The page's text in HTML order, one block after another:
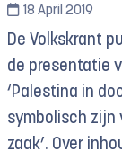
18 April 2019
De Volkskrant
de presentatie
‘Palestina in
symbolisch zijn
zaak’. Over